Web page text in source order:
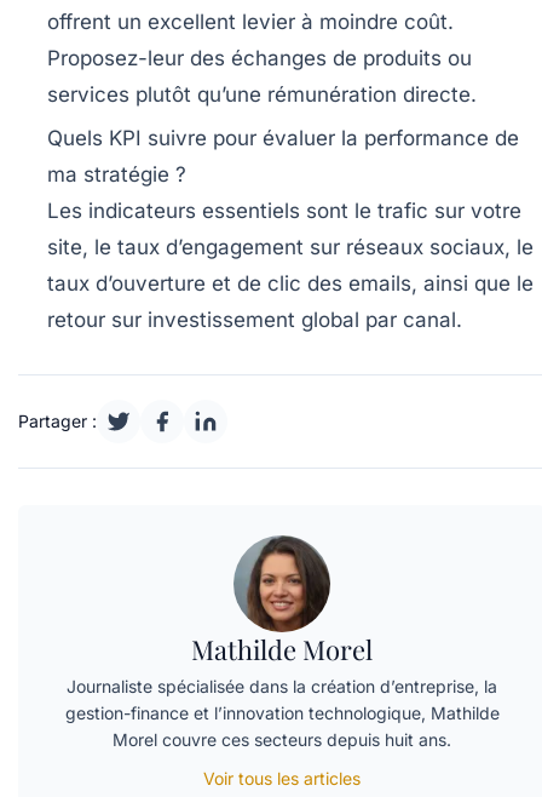
offrent un excellent levier à moindre coût.
Proposez-leur des échanges de produits ou
services plutôt qu’une rémunération directe.
Quels KPI suivre pour évaluer la performance de
ma stratégie ?
Les indicateurs essentiels sont le trafic sur votre
site, le taux d’engagement sur réseaux sociaux, le
taux d’ouverture et de clic des emails, ainsi que le
retour sur investissement global par canal.
Partager :
Mathilde Morel
Journaliste spécialisée dans la création d’entreprise, la
gestion-finance et l’innovation technologique, Mathilde
Morel couvre ces secteurs depuis huit ans.
Voir tous les articles